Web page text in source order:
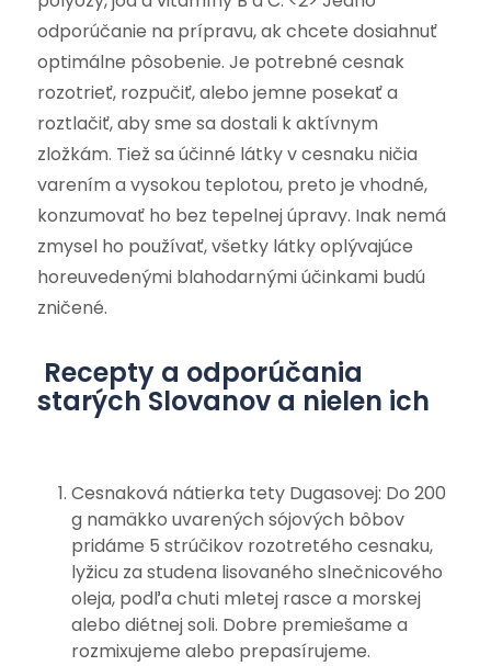
odporúčanie na prípravu, ak chcete dosiahnuť
optimálne pôsobenie. Je potrebné cesnak
rozotrieť, rozpučiť, alebo jemne posekať a
roztlačiť, aby sme sa dostali k aktívnym
zložkám. Tiež sa účinné látky v cesnaku ničia
varením a vysokou teplotou, preto je vhodné,
konzumovať ho bez tepelnej úpravy. Inak nemá
zmysel ho používať, všetky látky oplývajúce
horeuvedenými blahodarnými účinkami budú
zničené.
Recepty a odporúčania
starých Slovanov a nielen ich
Cesnaková nátierka tety Dugasovej: Do 200
g namäkko uvarených sójových bôbov
pridáme 5 strúčikov rozotretého cesnaku,
lyžicu za studena lisovaného slnečnicového
oleja, podľa chuti mletej rasce a morskej
alebo diétnej soli. Dobre premiešame a
rozmixujeme alebo prepasírujeme.